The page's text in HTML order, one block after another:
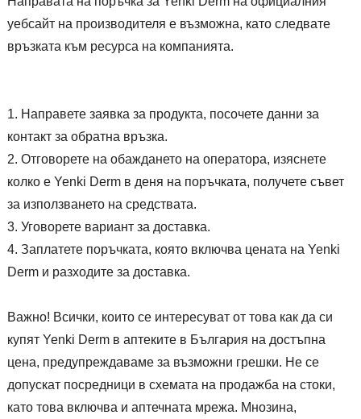
уебсайт на производителя е възможна, като следвате
връзката към ресурса на компанията.
Направете заявка за продукта, посочете данни за
контакт за обратна връзка.
Отговорете на обаждането на оператора, изяснете
колко е Yenki Derm в деня на поръчката, получете съвет
за използването на средствата.
Уговорете вариант за доставка.
Заплатете поръчката, която включва цената на Yenki
Derm и разходите за доставка.
Важно! Всички, които се интересуват от това как да си
купят Yenki Derm в аптеките в България на достъпна
цена, предупреждаваме за възможни грешки. Не се
допускат посредници в схемата на продажба на стоки,
като това включва и аптечната мрежа. Мнозина,